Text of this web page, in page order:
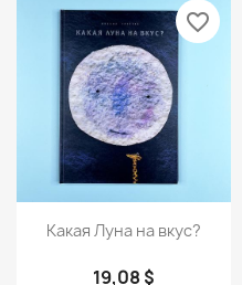
 Просмотр
Какая Луна на вкус?
19,08 $
favorite_border